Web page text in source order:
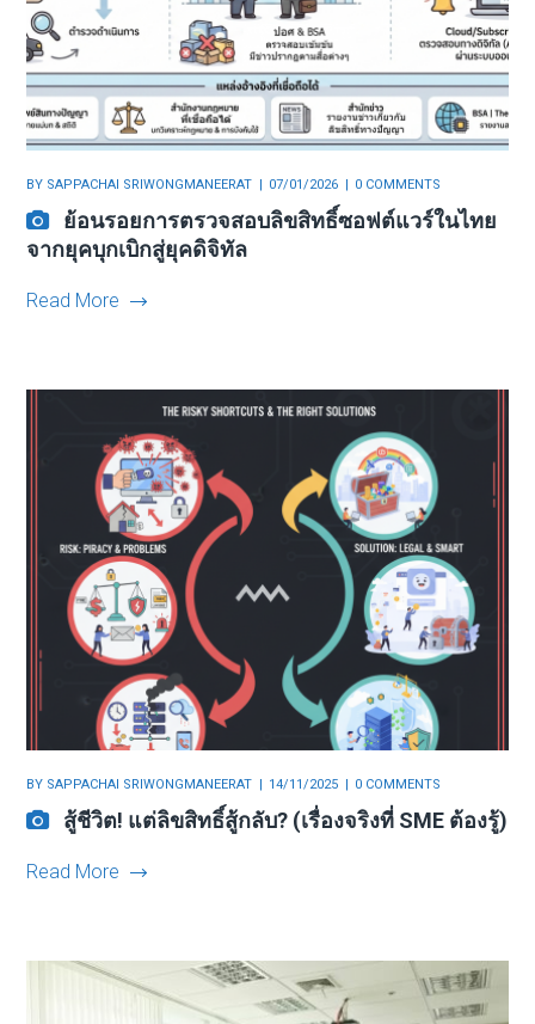
BY SAPPACHAI SRIWONGMANEERAT 07/01/2026 0 COMMENTS
ย้อนรอยการตรวจสอบลิขสิทธิ์ซอฟต์แวร์ในไทย
จากยุคบุกเบิกสู่ยุคดิจิทัล
Read More
BY SAPPACHAI SRIWONGMANEERAT 14/11/2025 0 COMMENTS
สู้ชีวิต! แต่ลิขสิทธิ์สู้กลับ? (เรื่องจริงที่ SME ต้องรู้)
Read More